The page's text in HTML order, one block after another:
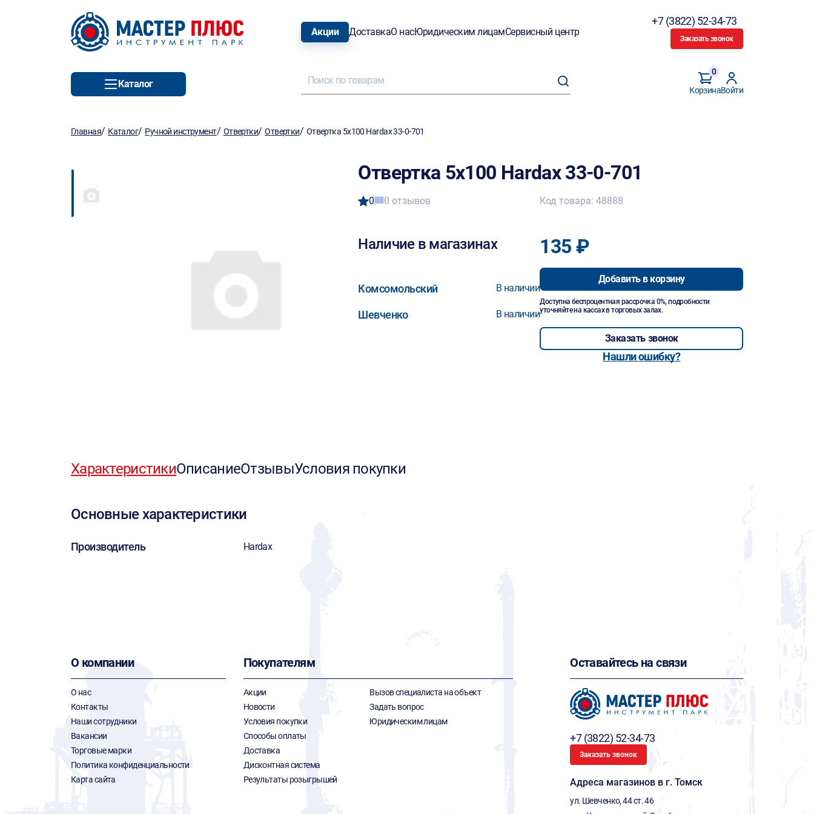
Акции ДоставкаО насЮридическим лицамСервисный центр
+7 (3822) 52-34-73
Заказать звонок
Каталог
Корзина
0
Войти
Главная/ Каталог/ Ручной инструмент/ Отвертки/Отвертки/ Отвертка 5x100 Hardax 33-0-701
Отвертка 5x100 Hardax 33-0-701
0 0 отзывов
Наличие в магазинах
Комсомольский В наличии
Шевченко В наличии
Код товара: 48888
135 ₽
Добавить в корзину
Доступна беспроцентная рассрочка 0%, подробности
уточняйте на кассах в торговых залах.
Заказать звонок
Нашли ошибку?
ХарактеристикиОписаниеОтзывыУсловия покупки
Основные характеристики
Производитель Hardax
О компании
О нас
Контакты
Наши сотрудники
Вакансии
Торговые марки
Политика конфиденциальности
Карта сайта
Покупателям
Акции
Новости
Условия покупки
Способы оплаты
Доставка
Дисконтная система
Результаты розыгрышей
Вызов специалиста на объект
Задать вопрос
Юридическим лицам
Оставайтесь на связи
+7 (3822) 52-34-73
Заказать звонок
Адреса магазинов в г. Томск
ул. Шевченко, 44 ст. 46